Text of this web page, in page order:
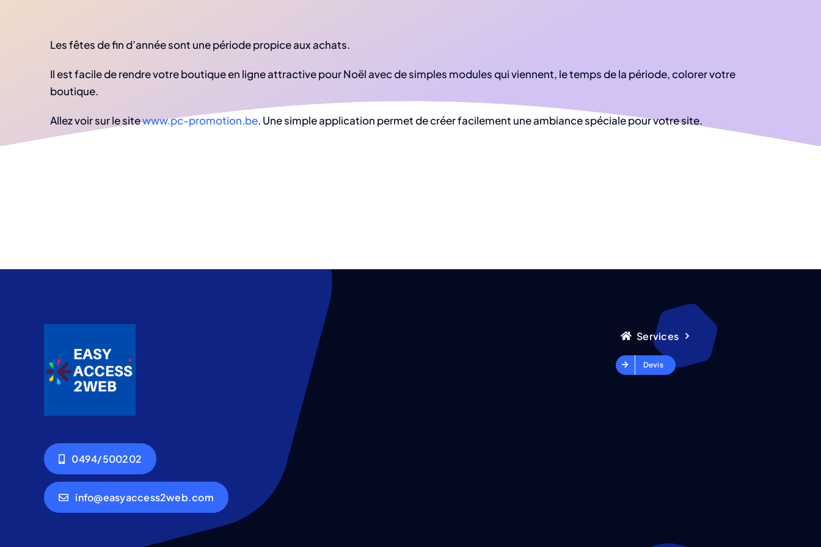
Les fêtes de fin d’année sont une période propice aux achats.
Il est facile de rendre votre boutique en ligne attractive pour Noël avec de simples modules qui viennent, le temps de la période, colorer votre
boutique.
Allez voir sur le sitewww.pc-promotion.be. Une simple application permet de créer facilement une ambiance spéciale pour votre site.
0494/500202
info@easyaccess2web.com
Services
Devis